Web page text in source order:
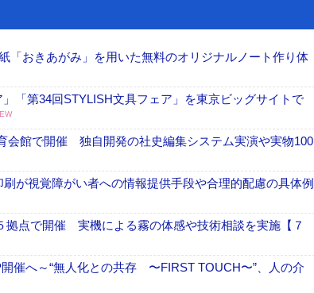
おきあがみ」を用いた無料のオリジナルノート作り体
「第34回STYLISH文具フェア」を東京ビッグサイトで
館で開催 独自開発の社史編集システム実演や実物100
視覚障がい者への情報提供手段や合理的配慮の具体例
点で開催 実機による霧の体感や技術相談を実施【７
催へ～“無人化との共存 〜FIRST TOUCH〜”、人の介